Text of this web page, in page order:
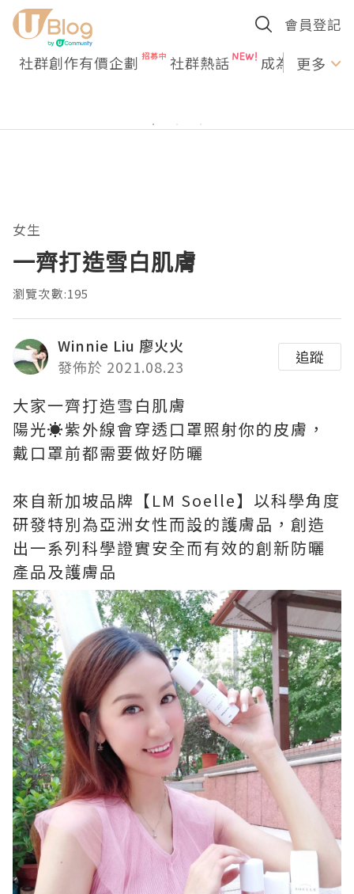
會員登記
社群創作有價企劃 社群熱話 成為U更多
女生
一齊打造雪白肌膚
瀏覽次數:195
Winnie Liu 廖火火
發佈於 2021.08.23
追蹤
大家一齊打造雪白肌膚
陽光☀紫外線會穿透口罩照射你的皮膚，
戴口罩前都需要做好防曬
來自新加坡品牌【LM Soelle】以科學角度
研發特別為亞洲女性而設的護膚品，創造
出一系列科學證實安全而有效的創新防曬
產品及護膚品